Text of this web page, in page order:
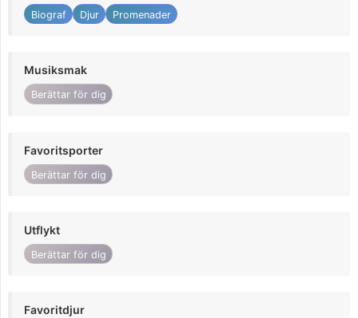
Biograf Djur Promenader
Musiksmak
Berättar för dig
Favoritsporter
Berättar för dig
Utflykt
Berättar för dig
Favoritdjur